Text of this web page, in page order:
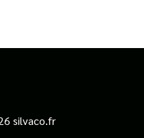
silvaco.fr